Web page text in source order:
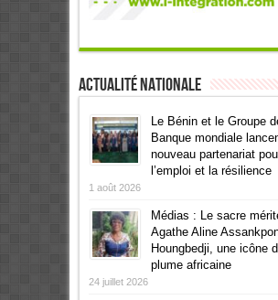
Actualité Nationale
Le Bénin et le Groupe
Banque mondiale
nouveau partenariat
l’emploi et la résilience
1 août 2026
Médias : Le sacre
Agathe Aline
Houngbedji, une icône
plume africaine
24 juillet 2026